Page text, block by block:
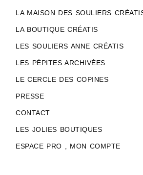
LA MAISON DES SOULIERS
LA BOUTIQUE CRÉATIS
LES SOULIERS ANNE CRÉATIS
LES PÉPITES ARCHIVÉES
LE CERCLE DES COPINES
PRESSE
CONTACT
LES JOLIES BOUTIQUES
ESPACE PRO , MON COMPTE